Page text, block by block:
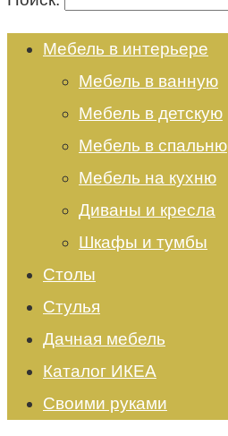
Мебель в интерьере
Мебель в ванную
Мебель в детскую
Мебель в спальню
Мебель на кухню
Диваны и кресла
Шкафы и тумбы
Столы
Стулья
Дачная мебель
Каталог ИКЕА
Своими руками